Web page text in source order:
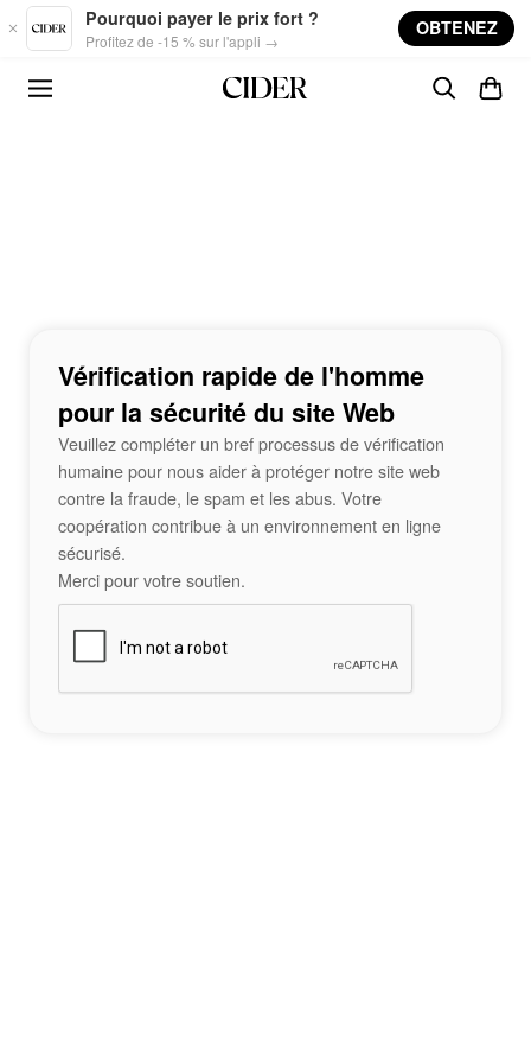
Skip to main content
Pourquoi payer le prix fort ?
Profitez de -15 % sur l'appli →
OBTENEZ
Vérification rapide de l'homme
pour la sécurité du site Web
Veuillez compléter un bref processus de vérification
humaine pour nous aider à protéger notre site web
contre la fraude, le spam et les abus. Votre
coopération contribue à un environnement en ligne
sécurisé.
Merci pour votre soutien.